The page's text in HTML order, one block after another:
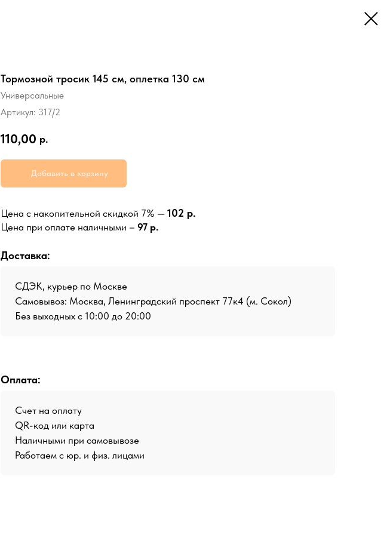
Тормозной тросик 145 см, оплетка 130 см
Универсальные
Артикул: 317/2
110,00 р.
Добавить в корзину
Цена с накопительной скидкой 7% — 102 р.
Цена при оплате наличными – 97 р.
Доставка:
СДЭК, курьер по Москве
Самовывоз: Москва, Ленинградский проспект 77к4 (м. Сокол)
Без выходных с 10:00 до 20:00
Оплата:
Счет на оплату
QR-код или карта
Наличными при самовывозе
Работаем с юр. и физ. лицами